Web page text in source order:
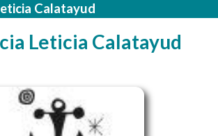
Calatayud
Leticia Calatayud